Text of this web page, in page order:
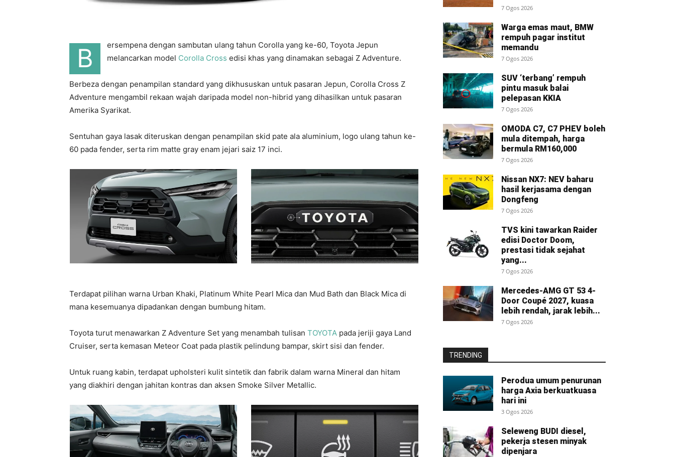
B
ersempena dengan sambutan ulang tahun Corolla yang ke-60, Toyota Jepun
melancarkan model Corolla Cross edisi khas yang dinamakan sebagai Z Adventure.
Berbeza dengan penampilan standard yang dikhususkan untuk pasaran Jepun, Corolla Cross Z
Adventure mengambil rekaan wajah daripada model non-hibrid yang dihasilkan untuk pasaran
Amerika Syarikat.
Sentuhan gaya lasak diteruskan dengan penampilan skid pate ala aluminium, logo ulang tahun ke-
60 pada fender, serta rim matte gray enam jejari saiz 17 inci.
Terdapat pilihan warna Urban Khaki, Platinum White Pearl Mica dan Mud Bath dan Black Mica di
mana kesemuanya dipadankan dengan bumbung hitam.
Toyota turut menawarkan Z Adventure Set yang menambah tulisan TOYOTA pada jeriji gaya Land
Cruiser, serta kemasan Meteor Coat pada plastik pelindung bampar, skirt sisi dan fender.
Untuk ruang kabin, terdapat upholsteri kulit sintetik dan fabrik dalam warna Mineral dan hitam
yang diakhiri dengan jahitan kontras dan aksen Smoke Silver Metallic.
7 Ogos 2026
Warga emas maut, BMW
rempuh pagar institut
memandu
7 Ogos 2026
SUV ‘terbang’ rempuh
pintu masuk balai
pelepasan KKIA
7 Ogos 2026
OMODA C7, C7 PHEV boleh
mula ditempah, harga
bermula RM160,000
7 Ogos 2026
Nissan NX7: NEV baharu
hasil kerjasama dengan
Dongfeng
7 Ogos 2026
TVS kini tawarkan Raider
edisi Doctor Doom,
prestasi tidak sejahat
yang...
7 Ogos 2026
Mercedes-AMG GT 53 4-
Door Coupé 2027, kuasa
lebih rendah, jarak lebih...
7 Ogos 2026
TRENDING
Perodua umum penurunan
harga Axia berkuatkuasa
hari ini
3 Ogos 2026
Seleweng BUDI diesel,
pekerja stesen minyak
dipenjara